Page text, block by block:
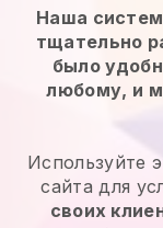
Наша
тщательно
было
любому, и
Используйте
сайта для
своих